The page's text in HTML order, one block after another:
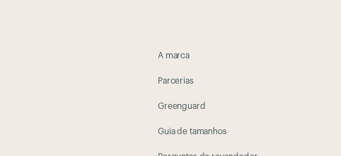
A marca
Parcerias
Greenguard
Guia de tamanhos